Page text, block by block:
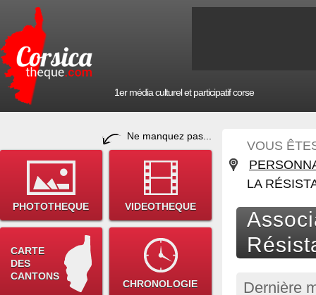
1er média culturel et participatif corse
Ne manquez pas...
PHOTOTHEQUE VIDEOTHEQUE
CARTE
DES
CANTONS
CHRONOLOGIE
VOUS
LA
Dernière